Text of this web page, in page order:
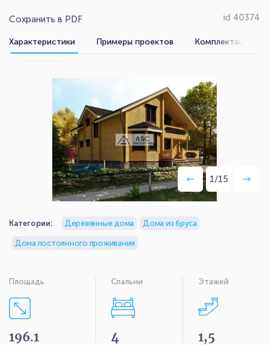
Сохранить в PDF id 40374
Характеристики Примеры проектов Комплектации
Категории: Деревянные дома Дома из бруса
Дома постоянного проживания
1/15
Площадь
196.1
Спальни
4
Этажей
1,5